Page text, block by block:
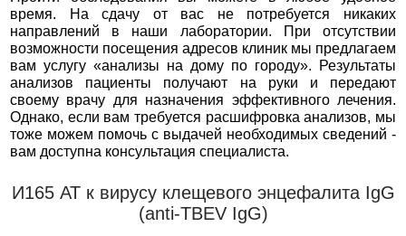
время. На сдачу от вас не потребуется никаких
направлений в наши лаборатории. При отсутствии
возможности посещения адресов клиник мы предлагаем
вам услугу «анализы на дому по городу». Результаты
анализов пациенты получают на руки и передают
своему врачу для назначения эффективного лечения.
Однако, если вам требуется расшифровка анализов, мы
тоже можем помочь с выдачей необходимых сведений -
вам доступна консультация специалиста.
И165 АТ к вирусу клещевого энцефалита IgG
(anti-TBEV IgG)